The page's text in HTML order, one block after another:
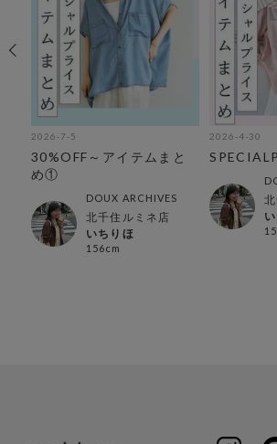
2026-7-5
30%OFF～アイテムまと
め①
DOUX ARCHIVES
北千住ルミネ店
いちりほ
156cm
2026-4-30